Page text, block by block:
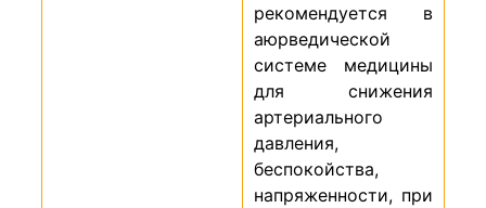
рекомендуется в
аюрведической
системе медицины
для снижения
артериального
давления,
беспокойства,
напряженности, при